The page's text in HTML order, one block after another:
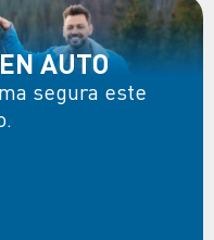
AUTO
segura este